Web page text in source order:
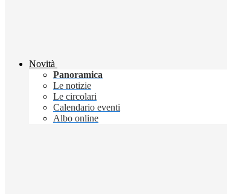
Novità
Panoramica
Le notizie
Le circolari
Calendario eventi
Albo online